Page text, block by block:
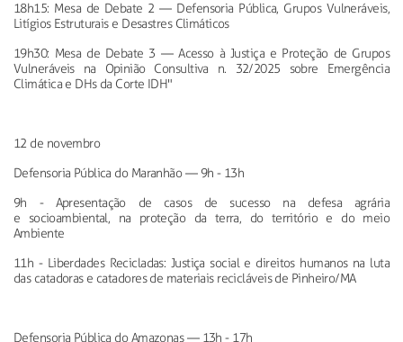
18h15: Mesa de Debate 2—Defensoria Pública, Grupos Vulneráveis,
Litígios Estruturais e Desastres Climáticos
19h30: Mesa de Debate 3 —Acesso à Justiça e Proteção de Grupos
Vulneráveis na Opinião Consultiva n. 32/2025 sobre Emergência
Climática e DHsda Corte IDH"
12 de novembro
Defensoria Pública do Maranhão—9h - 13h
9h - Apresentação de casos de sucesso na defesa agrária
e socioambiental, na proteção da terra, do território e do meio
Ambiente
11h - Liberdades Recicladas: Justiça social e direitos humanos na luta
das catadoras e catadores de materiais recicláveis de Pinheiro/MA
Defensoria Pública do Amazonas—13h - 17h